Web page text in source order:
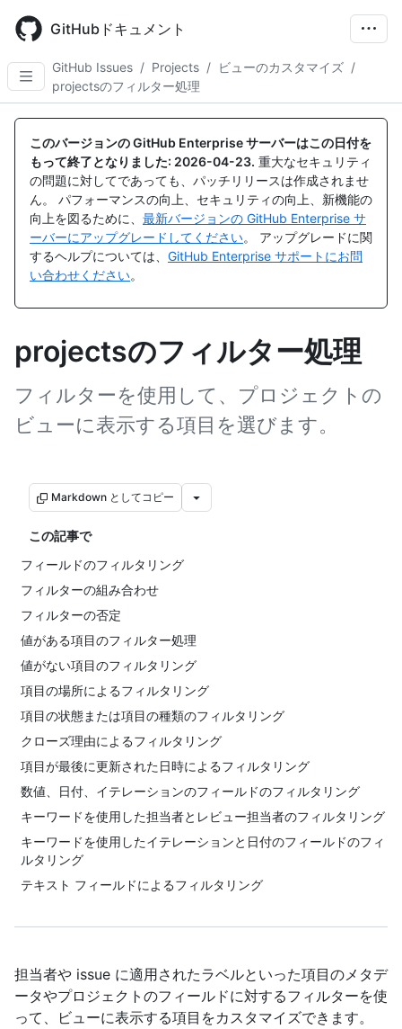
main
content
GitHubドキュメント
GitHub Issues / Projects / ビューのカスタマイズ /
projectsのフィルター処理
このバージョンの GitHub Enterprise サーバーはこの日付を
もって終了となりました: 2026-04-23. 重大なセキュリティ
の問題に対してであっても、パッチリリースは作成されませ
ん。 パフォーマンスの向上、セキュリティの向上、新機能の
向上を図るために、 最新バージョンの GitHub Enterprise サ
ーバーにアップグレードしてください。 アップグレードに関
するヘルプについては、 GitHub Enterprise サポートにお問
い合わせください。
projectsのフィルター処理
フィルターを使用して、プロジェクトの
ビューに表示する項目を選びます。
Markdown としてコピー
この記事で
フィールドのフィルタリング
フィルターの組み合わせ
フィルターの否定
値がある項目のフィルター処理
値がない項目のフィルタリング
項目の場所によるフィルタリング
項目の状態または項目の種類のフィルタリング
クローズ理由によるフィルタリング
項目が最後に更新された日時によるフィルタリング
数値、日付、イテレーションのフィールドのフィルタリング
キーワードを使用した担当者とレビュー担当者のフィルタリング
キーワードを使用したイテレーションと日付のフィールドのフィ
ルタリング
テキスト フィールドによるフィルタリング
担当者や issue に適用されたラベルといった項目のメタデ
ータやプロジェクトのフィールドに対するフィルターを使
って、ビューに表示する項目をカスタマイズできます。